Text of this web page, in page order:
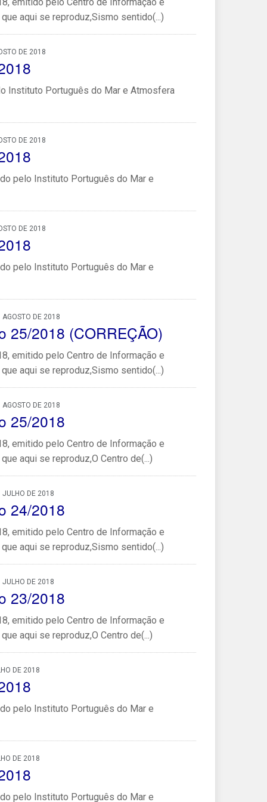
aqui se reproduz,Sismo sentido(...)
DE 2018
Instituto Português do Mar e Atmosfera
DE 2018
pelo Instituto Português do Mar e
DE 2018
pelo Instituto Português do Mar e
AGOSTO DE 2018
25/2018 (CORREÇÃO)
emitido pelo Centro de Informação e
aqui se reproduz,Sismo sentido(...)
AGOSTO DE 2018
25/2018
emitido pelo Centro de Informação e
aqui se reproduz,O Centro de(...)
JULHO DE 2018
24/2018
emitido pelo Centro de Informação e
aqui se reproduz,Sismo sentido(...)
JULHO DE 2018
23/2018
emitido pelo Centro de Informação e
aqui se reproduz,O Centro de(...)
DE 2018
pelo Instituto Português do Mar e
DE 2018
pelo Instituto Português do Mar e